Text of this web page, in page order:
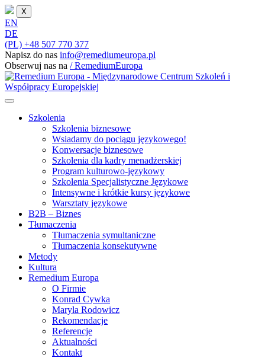
X
EN
DE
(PL) +48 507 770 377
Napisz do nas info@remediumeuropa.pl
Obserwuj nas na / RemediumEuropa
Szkolenia
Szkolenia biznesowe
Wsiadamy do pociągu językowego!
Konwersacje biznesowe
Szkolenia dla kadry menadżerskiej
Program kulturowo-językowy
Szkolenia Specjalistyczne Językowe
Intensywne i krótkie kursy językowe
Warsztaty językowe
B2B – Biznes
Tłumaczenia
Tłumaczenia symultaniczne
Tłumaczenia konsekutywne
Metody
Kultura
Remedium Europa
O Firmie
Konrad Cywka
Maryla Rodowicz
Rekomendacje
Referencje
Aktualności
Kontakt